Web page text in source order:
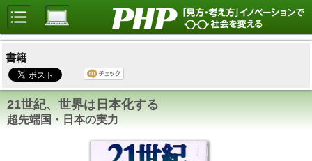
書籍
21世紀、世界は日本化する
超先端国・日本の実力